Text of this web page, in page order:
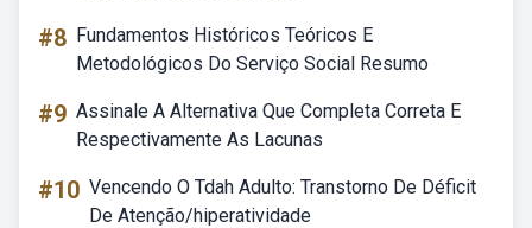
#8 Fundamentos Históricos Teóricos E
Metodológicos Do Serviço Social Resumo
#9 Assinale A Alternativa Que Completa Correta E
Respectivamente As Lacunas
#10 Vencendo O Tdah Adulto: Transtorno De Déficit
De Atenção/hiperatividade